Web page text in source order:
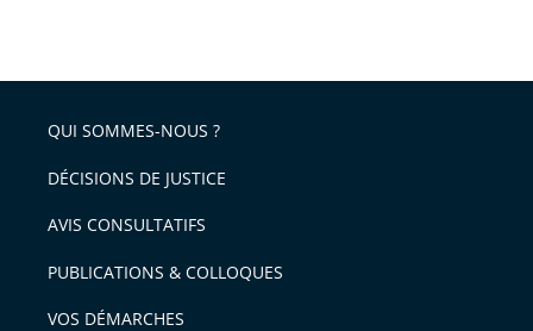
l'article
pour
avant
QUI SOMMES-NOUS ?
DÉCISIONS DE JUSTICE
AVIS CONSULTATIFS
PUBLICATIONS & COLLOQUES
VOS DÉMARCHES